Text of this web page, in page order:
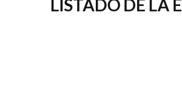
LISTADO DE LA